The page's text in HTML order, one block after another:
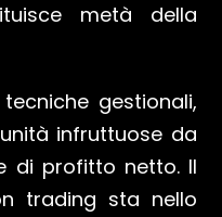
metà della
gestionali,
infruttuose da
di profitto netto. Il
trading sta nello